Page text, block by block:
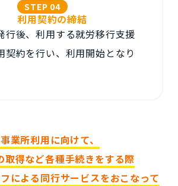
STEP 04
利用契約の締結
行後、利用する就労移行支援
契約を行い、利用開始となり
業所利用に向けて、
取得など各種手続きをする際
による同行サービスをおこなって